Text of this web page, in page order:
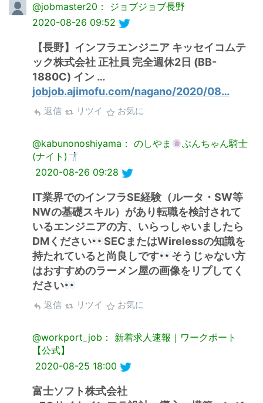
@jobmaster20： ジョブジョブ長野
2020-08-26 09:52
【長野】インフラエンジニア キッセイコムテ
ック株式会社 正社員 完全週休2日 (BB-
1880C) イン …
jobjob.ajimofu.com/nagano/2020/08…
返信 リツイ お気に
@kabunonoshiyama： のしやま
ぶんちゃん騎士
(ナイト)
2020-08-26 09:28
IT業界でのインフラSE経験（ルータ・SW等
NWの基礎スキル）があり転職を検討されて
いるエンジニアの方、いらっしゃいましたら
DMください
SECまたはWirelessの知識を
持たれていると尚良しです
そうじゃない方
はおすすめのラーメン屋の画像をリプしてく
ださい
返信 リツイ お気に
@workport_job： 新着求人速報｜ワークポート
【公式】
2020-08-25 18:00
富士ソフト株式会社